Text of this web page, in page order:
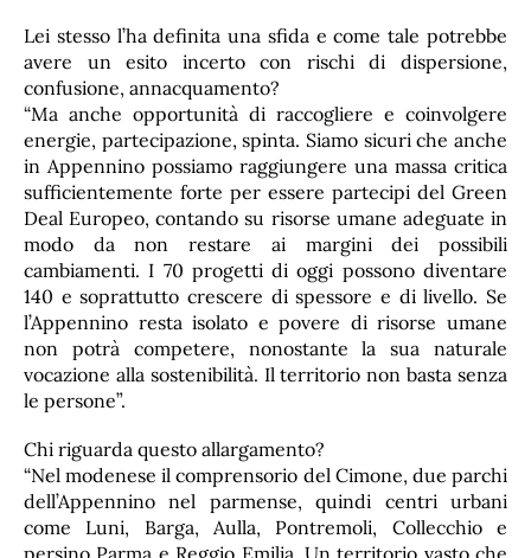
Lei stesso l’ha definita una sfida e come tale potrebbe
avere un esito incerto con rischi di dispersione,
confusione, annacquamento?
“Ma anche opportunità di raccogliere e coinvolgere
energie, partecipazione, spinta. Siamo sicuri che anche
in Appennino possiamo raggiungere una massa critica
sufficientemente forte per essere partecipi del Green
Deal Europeo, contando su risorse umane adeguate in
modo da non restare ai margini dei possibili
cambiamenti. I 70 progetti di oggi possono diventare
140 e soprattutto crescere di spessore e di livello. Se
l’Appennino resta isolato e povere di risorse umane
non potrà competere, nonostante la sua naturale
vocazione alla sostenibilità. Il territorio non basta senza
le persone”.
Chi riguarda questo allargamento?
“Nel modenese il comprensorio del Cimone, due parchi
dell’Appennino nel parmense, quindi centri urbani
come Luni, Barga, Aulla, Pontremoli, Collecchio e